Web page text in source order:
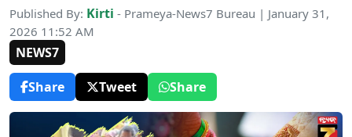
Published By: Kirti - Prameya-News7 Bureau | January 31,
2026 11:52 AM
NEWS7
Share
Tweet Share